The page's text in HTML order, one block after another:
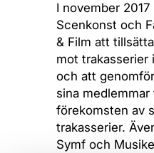
I november
Scenkonst och
& Film att
mot trakasserier
och att
sina
förekomsten av
trakasserier.
Symf och